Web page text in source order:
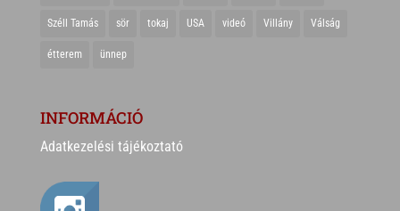
Széll Tamás sör tokaj USA videó Villány Válság
étterem ünnep
INFORMÁCIÓ
Adatkezelési tájékoztató